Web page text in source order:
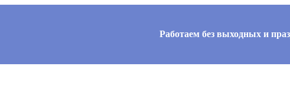
Работаем без выходных и